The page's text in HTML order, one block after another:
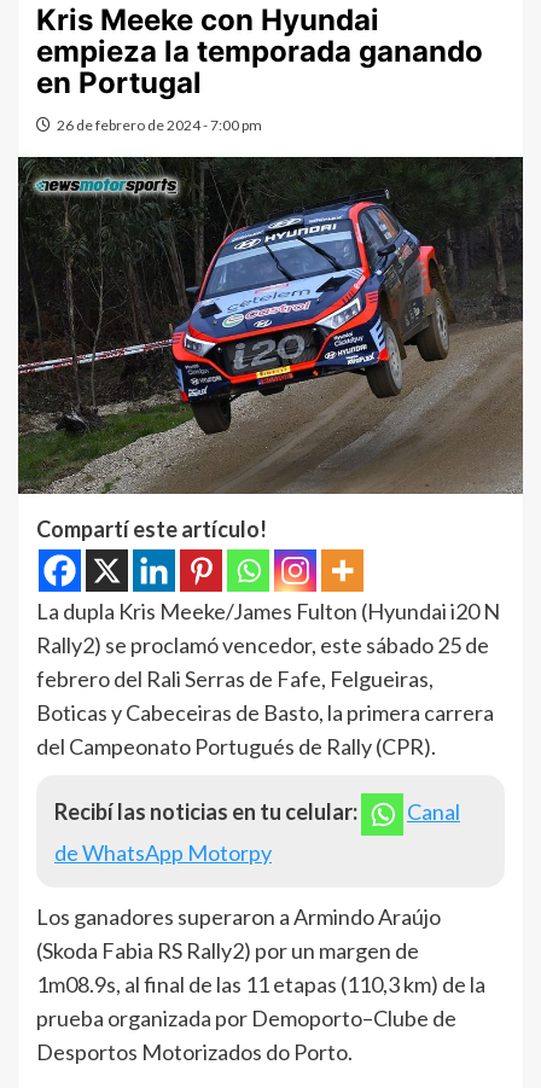
Kris Meeke con Hyundai
empieza la temporada ganando
en Portugal
26 de febrero de 2024 - 7:00 pm
Compartí este artículo!
La dupla Kris Meeke/James Fulton (Hyundai i20 N
Rally2) se proclamó vencedor, este sábado 25 de
febrero del Rali Serras de Fafe, Felgueiras,
Boticas y Cabeceiras de Basto, la primera carrera
del Campeonato Portugués de Rally (CPR).
Recibí las noticias en tu celular:
Canal
de WhatsApp Motorpy
Los ganadores superaron a Armindo Araújo
(Skoda Fabia RS Rally2) por un margen de
1m08.9s, al final de las 11 etapas (110,3 km) de la
prueba organizada por Demoporto–Clube de
Desportos Motorizados do Porto.